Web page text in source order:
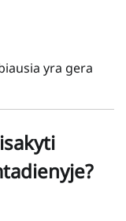
yra gera